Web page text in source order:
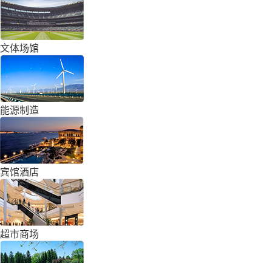
文体场馆
能源制造
宾馆酒店
超市商场